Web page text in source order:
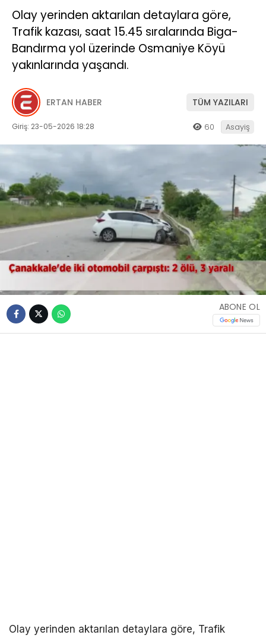
Olay yerinden aktarılan detaylara göre,
Trafik kazası, saat 15.45 sıralarında Biga-
Bandırma yol üzerinde Osmaniye Köyü
yakınlarında yaşandı.
ERTAN HABER TÜM YAZILARI
Giriş: 23-05-2026 18:28 60 Asayiş
ABONE OL
Olay yerinden aktarılan detaylara göre, Trafik